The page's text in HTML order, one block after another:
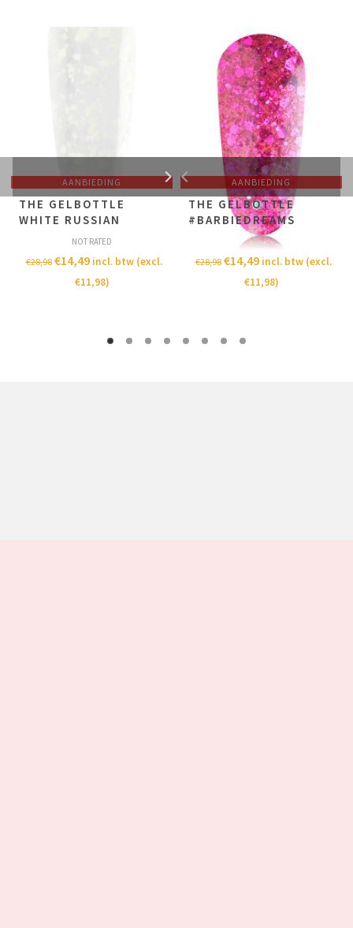
AANBIEDING
THE GELBOTTLE
WHITE RUSSIAN
NOT RATED
€28,98 €14,49 incl. btw (excl.
€11,98)
AANBIEDING
THE GELBOTTLE
#BARBIEDREAMS
NOT RATED
€28,98 €14,49 incl. btw (excl.
€11,98)